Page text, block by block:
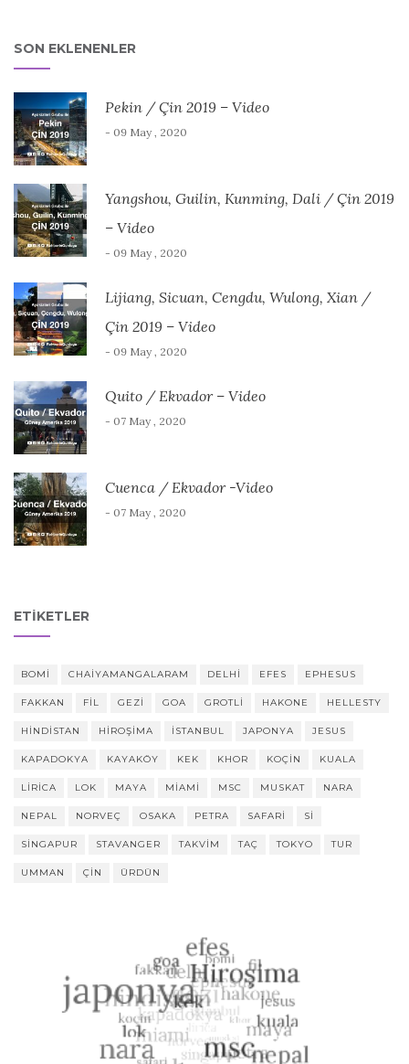
SON EKLENENLER
Pekin / Çin 2019 – Video
- 09 May , 2020
Yangshou, Guilin, Kunming, Dali / Çin 2019
– Video
- 09 May , 2020
Lijiang, Sicuan, Cengdu, Wulong, Xian /
Çin 2019 – Video
- 09 May , 2020
Quito / Ekvador – Video
- 07 May , 2020
Cuenca / Ekvador -Video
- 07 May , 2020
ETIKETLER
BOMI CHAIYAMANGALARAM DELHI EFES EPHESUS
FAKKAN FIL GEZI GOA GROTLI HAKONE HELLESTY
HINDISTAN HIROŞIMA ISTANBUL JAPONYA JESUS
KAPADOKYA KAYAKÖY KEK KHOR KOÇIN KUALA
LIRICA LOK MAYA MIAMI MSC MUSKAT NARA
NEPAL NORVEÇ OSAKA PETRA SAFARI SI
SINGAPUR STAVANGER TAKVIM TAÇ TOKYO TUR
UMMAN ÇIN ÜRDÜN